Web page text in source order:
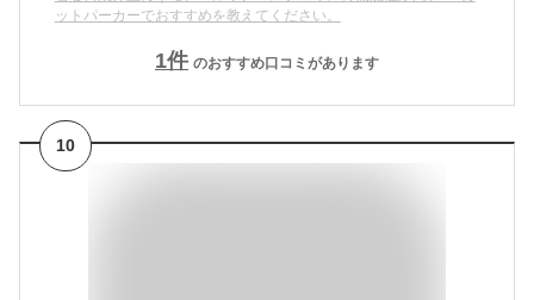
ットパーカーでおすすめを教えてください。
1件 のおすすめ口コミがあります
10